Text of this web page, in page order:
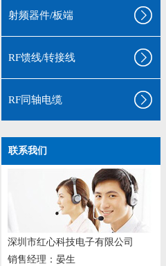
射频器件/板端
RF馈线/转接线
RF同轴电缆
联系我们
深圳市红心科技电子有限公司
销售经理 ：晏生